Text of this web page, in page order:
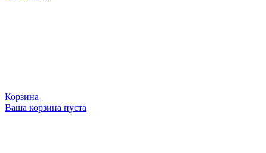
Корзина
Ваша корзина пуста